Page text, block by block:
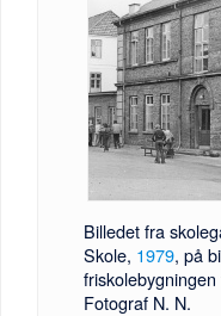
Billedet fra
Skole, 1979, på
Fotograf N. N.